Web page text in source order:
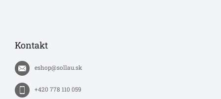
Kontakt
eshop@sollau.sk
+420 778 110 059